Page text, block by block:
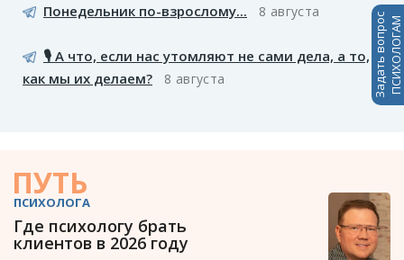
Понедельник по-взрослому... 8 августа
🎙️ А что, если нас утомляют не сами дела, а то,
как мы их делаем?
8 августа
ПУТЬ
ПСИХОЛОГА
Где психологу брать
клиентов в 2026 году
Задать вопросПСИХОЛОГАМ